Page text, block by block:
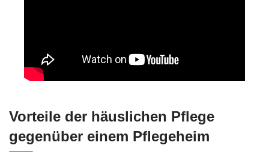
Vorteile der häuslichen Pflege
gegenüber einem Pflegeheim